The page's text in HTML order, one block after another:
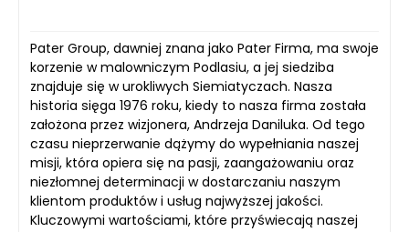
Pater Group, dawniej znana jako Pater Firma, ma swoje
korzenie w malowniczym Podlasiu, a jej siedziba
znajduje się w urokliwych Siemiatyczach. Nasza
historia sięga 1976 roku, kiedy to nasza firma została
założona przez wizjonera, Andrzeja Daniluka. Od tego
czasu nieprzerwanie dążymy do wypełniania naszej
misji, która opiera się na pasji, zaangażowaniu oraz
niezłomnej determinacji w dostarczaniu naszym
klientom produktów i usług najwyższej jakości.
Kluczowymi wartościami, które przyświecają naszej